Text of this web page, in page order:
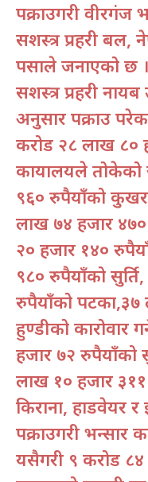
पक्राउगरी वीरगंज
सशस्त्र प्रहरी बल,
पर्साले जनाएको छ
सशस्त्र प्रहरी
अनुसार पक्राउ
करोड २८ लाख ८०
कार्यालयले
९६० रुपैयाँको
लाख ७४ हजार
२० हजार १४०
९८० रुपैयाँको
रुपैयाँको पटका,३७
हुण्डीको कारोवार
हजार ७२ रुपैयाँको
लाख १० हजार
किराना, हार्डवेयर
पक्राउगरी भन्सार
यसैगरी ९ करोड